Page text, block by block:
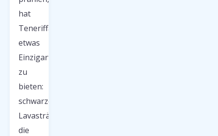
hat
Teneriffa
etwas
Einzigartiges
zu
bieten:
schwarze
Lavastrände,
die